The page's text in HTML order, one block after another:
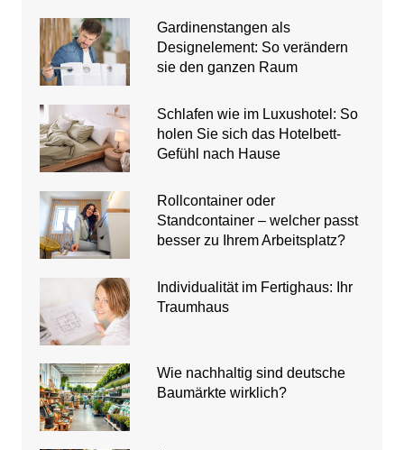
Gardinenstangen als
Designelement: So verändern
sie den ganzen Raum
Schlafen wie im Luxushotel: So
holen Sie sich das Hotelbett-
Gefühl nach Hause
Rollcontainer oder
Standcontainer – welcher passt
besser zu Ihrem Arbeitsplatz?
Individualität im Fertighaus: Ihr
Traumhaus
Wie nachhaltig sind deutsche
Baumärkte wirklich?